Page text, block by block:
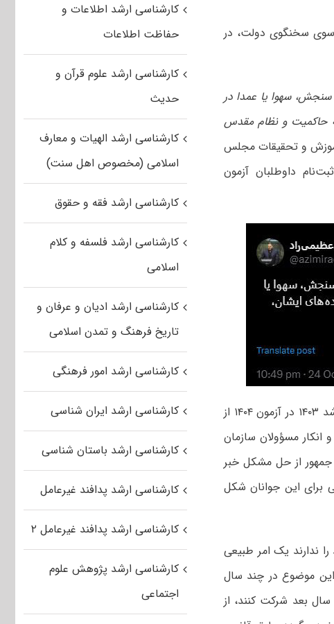
است با وجود اعلام لغو محرومیت پذیرفته‌شدگان روزانه ۱۴۰۳ از سوی سخنگوی دولت، در
سنجش، سهوا یا عمدا در
حاکمیت و نظام مقدس
و تحقیقات مجلس
داوطلبان آزمون
مشکلی که از اعلام یکباره و بی‌اطلاع منع ثبت‌نام پذیرفته‌شدگان کارشناسی ارشد ۱۴۰۳ در آزمون ۱۴۰۴ از
مسؤولان سازمان
از حل مشکل خبر
برای این جوانان شکل
ندارند یک امر طبیعی
موضوع در چند سال
بعد شرکت کنند، از
کارشناسی ارشد اطلاعات و
حفاظت اطلاعات
کارشناسی ارشد علوم قرآن و
حدیث
کارشناسی ارشد الهیات و معارف
اسلامی (مخصوص اهل سنت)
کارشناسی ارشد فقه و حقوق
کارشناسی ارشد فلسفه و کلام
اسلامی
کارشناسی ارشد ادیان و عرفان و
تاریخ فرهنگ و تمدن اسلامی
کارشناسی ارشد امور فرهنگی
کارشناسی ارشد ایران شناسی
کارشناسی ارشد باستان شناسی
کارشناسی ارشد پدافند غیرعامل
کارشناسی ارشد پدافند غیرعامل ۲
کارشناسی ارشد پژوهش علوم
اجتماعی